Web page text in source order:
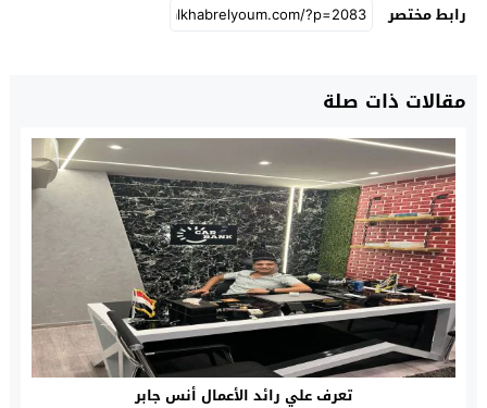
رابط مختصر
مقالات ذات صلة
تعرف علي رائد الأعمال أنس جابر